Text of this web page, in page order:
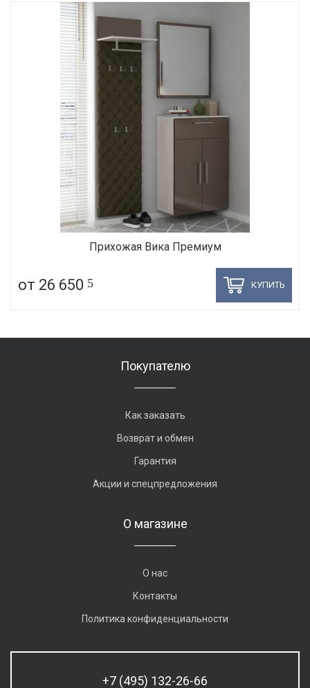
Прихожая Вика Премиум
от 26 650 5 КУПИТЬ
Покупателю
Как заказать
Возврат и обмен
Гарантия
Акции и спецпредложения
О магазине
О нас
Контакты
Политика конфиденциальности
+7 (495) 132-26-66